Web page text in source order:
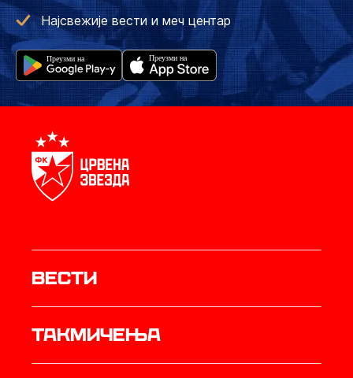
Најсвежије вести и меч центар
Вести
Такмичења